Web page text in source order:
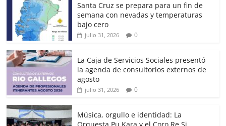
Santa Cruz se prepara para un fin de
semana con nevadas y temperaturas
bajo cero
julio 31, 2026 0
La Caja de Servicios Sociales presentó
la agenda de consultorios externos de
agosto
julio 31, 2026 0
Música, orgullo e identidad: La